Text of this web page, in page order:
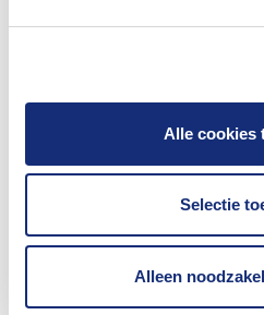
Alle cookies
Selectie
Alleen
levensvatbaar zijn onnodig
tot 1000 ondernemers per